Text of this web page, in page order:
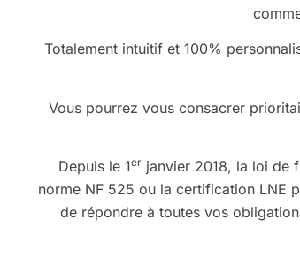
Totalement intuitif et 100%
Vous pourrez vous consacrer
Depuis le 1er janvier 2018, la loi de
norme NF 525 ou la certification LNE
de répondre à toutes vos